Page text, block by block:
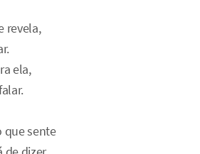
revela,
ela,
que sente